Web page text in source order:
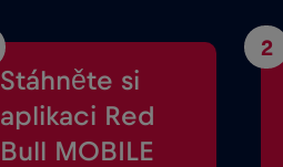
Stáhněte si
aplikaci Red
Bull MOBILE
2